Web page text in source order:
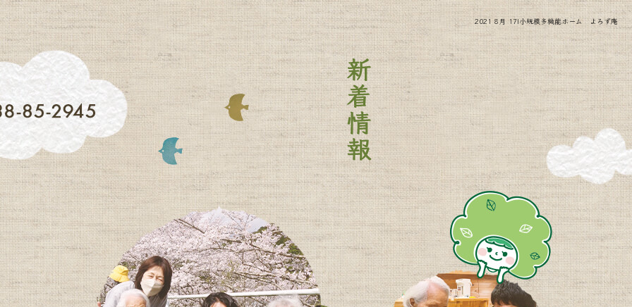
2021 8月 17|小規模多機能ホーム よろず庵